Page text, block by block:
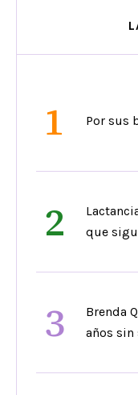
1 Por sus
2
que
3
Brenda
años sin